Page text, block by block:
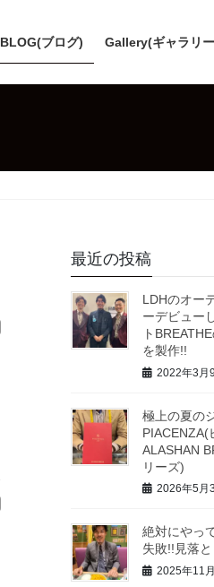
BLOG(ブログ) Gallery(ギャラリ
最近の投稿
LDHのオー
ーデビュー
ト
を製作!!
2022年3月
極上の夏の
PIACENZA(
ALASHAN
リーズ)
2026年5月
絶対にやっ
失敗!!見落
2025年11